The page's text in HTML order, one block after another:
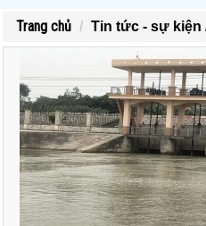
Trang chủ Tin tức - sự kiện